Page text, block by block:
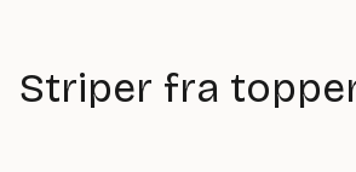
Striper fra